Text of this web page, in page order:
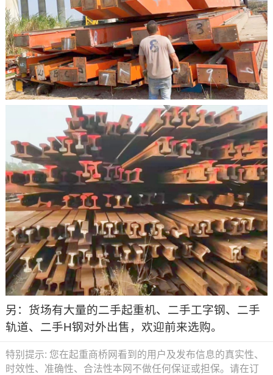
另：货场有大量的二手起重机、二手工字钢、二手
轨道、二手H钢对外出售，欢迎前来选购。
特别提示: 您在起重商桥网看到的用户及发布信息的真实性、
时效性、准确性、合法性本网不做任何保证或担保。请在订